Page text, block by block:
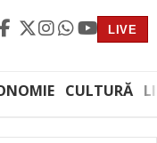
LIVE
CULTURĂ